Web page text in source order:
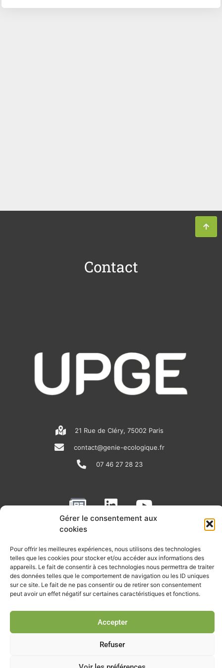
Gérer le consentement aux
cookies
Pour offrir les meilleures expériences, nous utilisons des technologies
telles que les cookies pour stocker et/ou accéder aux informations des
appareils. Le fait de consentir à ces technologies nous permettra de traiter
des données telles que le comportement de navigation ou les ID uniques
sur ce site. Le fait de ne pas consentir ou de retirer son consentement
peut avoir un effet négatif sur certaines caractéristiques et fonctions.
Accepter
Refuser
Contact
21 Rue de Cléry, 75002 Paris
contact@genie-ecologique.fr
07 46 27 28 23
N
e
w
s
p
a
p
L
i
k
e
d
i
Y
o
t
u
b
e
RECEVOIR L'ACTU DE LA FILIÈRE
Retrouvez tous les mois les articles terrain de nos adhérents, les
rendez-vous importants de la filière, nos offres de stages et
d’emplois…
Je m'abonne à la lettre d'info
© Union professionnelle du génie écologique - Tous droits